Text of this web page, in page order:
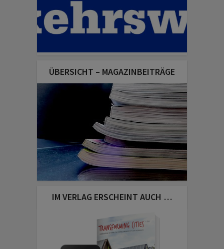
ÜBERSICHT – MAGAZINBEITRÄGE
IM VERLAG ERSCHEINT AUCH …